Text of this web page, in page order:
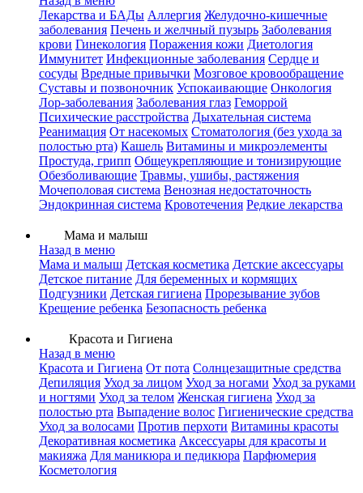
Лекарства и БАДы Аллергия Желудочно-кишечные
заболевания Печень и желчный пузырь Заболевания
крови Гинекология Поражения кожи Диетология
Иммунитет Инфекционные заболевания Сердце и
сосуды Вредные привычки Мозговое кровообращение
Суставы и позвоночник Успокаивающие Онкология
Лор-заболевания Заболевания глаз Геморрой
Психические расстройства Дыхательная система
Реанимация От насекомых Стоматология (без ухода за
полостью рта) Кашель Витамины и микроэлементы
Простуда, грипп Общеукрепляющие и тонизирующие
Обезболивающие Травмы, ушибы, растяжения
Мочеполовая система Венозная недостаточность
Эндокринная система Кровотечения Редкие лекарства
Мама и малыш
Назад в меню
Мама и малыш Детская косметика Детские аксессуары
Детское питание Для беременных и кормящих
Подгузники Детская гигиена Прорезывание зубов
Крещение ребенка Безопасность ребенка
Красота и Гигиена
Назад в меню
Красота и Гигиена От пота Солнцезащитные средства
Депиляция Уход за лицом Уход за ногами Уход за руками
и ногтями Уход за телом Женская гигиена Уход за
полостью рта Выпадение волос Гигиенические средства
Уход за волосами Против перхоти Витамины красоты
Декоративная косметика Аксессуары для красоты и
макияжа Для маникюра и педикюра Парфюмерия
Косметология